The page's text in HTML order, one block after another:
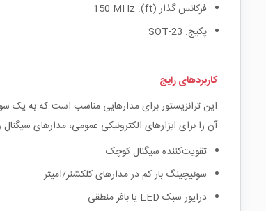
فرکانس گذار (ft): 150 MHz
پکیج: SOT-23
کاربردهای رایج
آن را برای ابزارهای الکترونیکی عمومی، مدارهای
تقویت‌کننده سیگنال کوچک
سوئیچینگ بار کم در مدارهای کلکشنر/امیتر
درایور سبک LED یا بافر منطقی